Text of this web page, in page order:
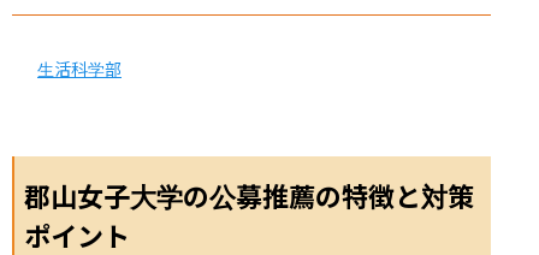
生活科学部
郡山女子大学の公募推薦の特徴と対策
ポイント